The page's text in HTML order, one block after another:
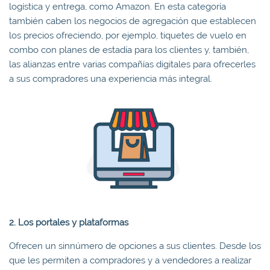
logística y entrega, como Amazon. En esta categoría
también caben los negocios de agregación que establecen
los precios ofreciendo, por ejemplo, tiquetes de vuelo en
combo con planes de estadía para los clientes y, también,
las alianzas entre varias compañías digitales para ofrecerles
a sus compradores una experiencia más integral.
2. Los portales y plataformas
Ofrecen un sinnúmero de opciones a sus clientes. Desde los
que les permiten a compradores y a vendedores a realizar